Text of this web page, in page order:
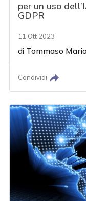
per un uso
GDPR
11 Ott 2023
di Tommaso
Condividi